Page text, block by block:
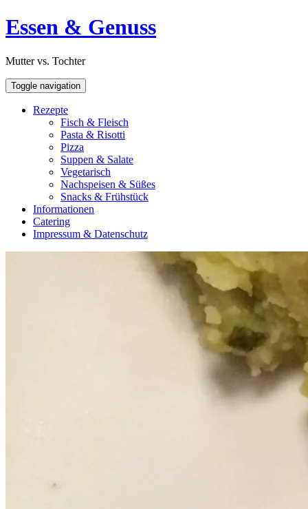
Skip
to
Open
Sidebar
Essen & Genuss
Mutter vs. Tochter
Toggle navigation
Rezepte
Fisch & Fleisch
Pasta & Risotti
Pizza
Suppen & Salate
Vegetarisch
Nachspeisen & Süßes
Snacks & Frühstück
Informationen
Catering
Impressum & Datenschutz